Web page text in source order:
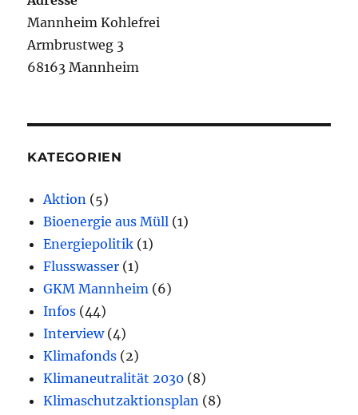
Mannheim Kohlefrei
Armbrustweg 3
68163 Mannheim
KATEGORIEN
Aktion (5)
Bioenergie aus Müll (1)
Energiepolitik (1)
Flusswasser (1)
GKM Mannheim (6)
Infos (44)
Interview(4)
Klimafonds (2)
Klimaneutralität 2030 (8)
Klimaschutzaktionsplan (8)